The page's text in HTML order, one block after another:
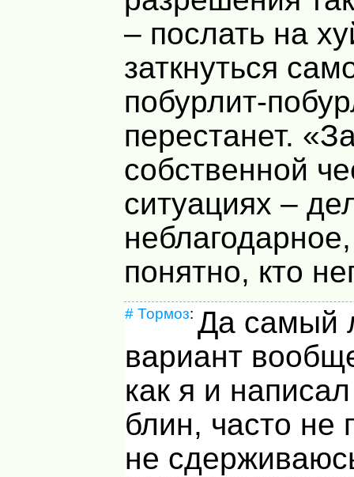
– послать на
заткнуться
побурлит-
перестанет.
собственной
ситуациях –
понятно, кто
# Тормоз: Да самый
вариант
как я и
блин, часто не
не